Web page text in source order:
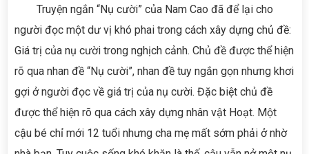
Truyện ngắn “Nụ cười” của Nam Cao đã để lại cho
người đọc một dư vị khó phai trong cách xây dựng chủ đề:
Giá trị của nụ cười trong nghịch cảnh. Chủ đề được thể hiện
rõ qua nhan đề “Nụ cười”, nhan đề tuy ngắn gọn nhưng khơi
gợi ở người đọc về giá trị của nụ cười. Đặc biệt chủ đề
được thể hiện rõ qua cách xây dựng nhân vật Hoạt. Một
cậu bé chỉ mới 12 tuổi nhưng cha mẹ mất sớm phải ở nhờ